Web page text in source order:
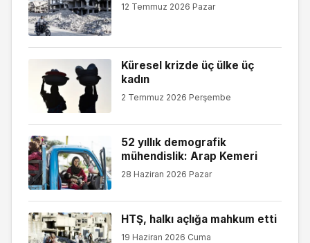
12 Temmuz 2026 Pazar
Küresel krizde üç ülke üç
kadın
2 Temmuz 2026 Perşembe
52 yıllık demografik
mühendislik: Arap Kemeri
28 Haziran 2026 Pazar
HTŞ, halkı açlığa mahkum etti
19 Haziran 2026 Cuma